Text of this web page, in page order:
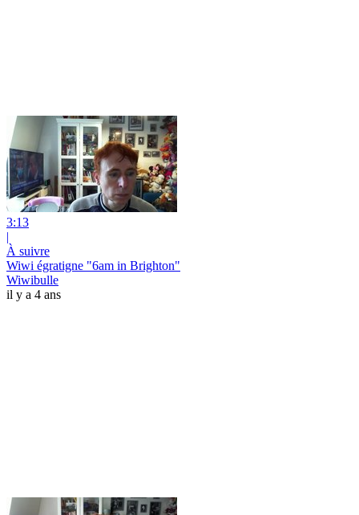
3:13
|
À suivre
Wiwi égratigne "6am in Brighton"
Wiwibulle
il y a 4 ans